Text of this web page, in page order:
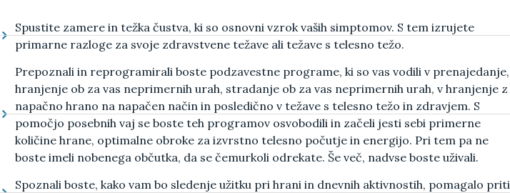
Spustite zamere in težka čustva,ki so osnovni vzrok vaših simptomov. S tem izrujete
primarne razloge za svoje zdravstvene težave ali težave s telesno težo.
Prepoznali in reprogramirali boste podzavestne programe, ki so vas vodili v prenajedanje,
hranjenje ob za vas neprimernih urah, stradanje ob za vas neprimernih urah, v hranjenje z
napačno hrano na napačen način in posledično v težave s telesno težo in zdravjem. S
pomočjo posebnih vaj se boste teh programov osvobodili in začeli jesti sebi primerne
količine hrane, optimalne obroke za izvrstno telesno počutje in energijo. Pri tem pa ne
boste imeli nobenega občutka, da se čemurkoli odrekate. Še več, nadvse boste uživali.
Spoznali boste, kako vam bo sledenje užitku pri hrani in dnevnih aktivnostih, pomagalo priti